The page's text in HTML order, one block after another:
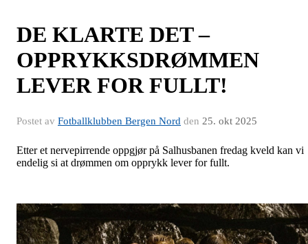
DE KLARTE DET –
OPPRYKKSDRØMMEN
LEVER FOR FULLT!
Postet av Fotballklubben Bergen Nord den 25. okt 2025
Etter et nervepirrende oppgjør på Salhusbanen fredag kveld kan vi
endelig si at drømmen om opprykk lever for fullt.